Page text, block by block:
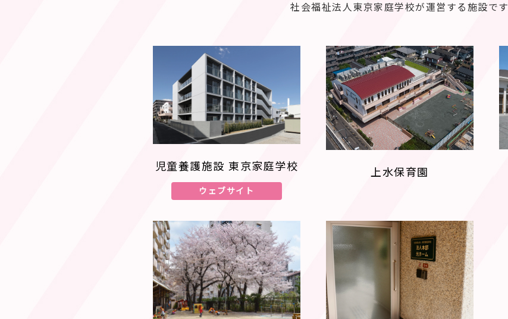
社会福祉法人東京家庭学校が運営する施設です
児童養護施設 東京家庭学校
ウェブサイト
上水保育園